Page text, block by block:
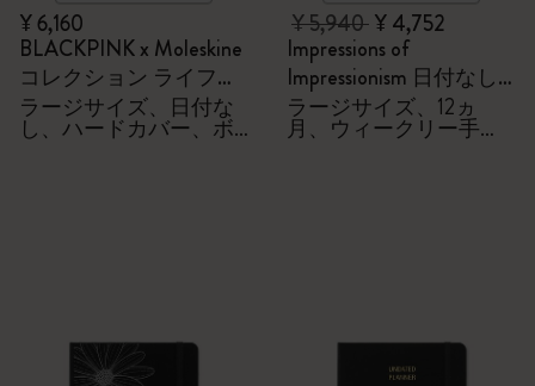
¥ 6,160
BLACKPINK x Moleskine
コレクション ライフダ
イアリー
ラージサイズ、日付な
し、ハードカバー、ボ
ックス付き
¥ 5,940¥ 4,752
Impressions of
Impressionism 日付なし
ダイアリー/手帳
ラージサイズ、12ヵ
月、ウィークリー手